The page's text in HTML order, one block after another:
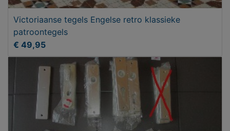
Victoriaanse tegels Engelse retro klassieke
patroontegels
€ 49,95